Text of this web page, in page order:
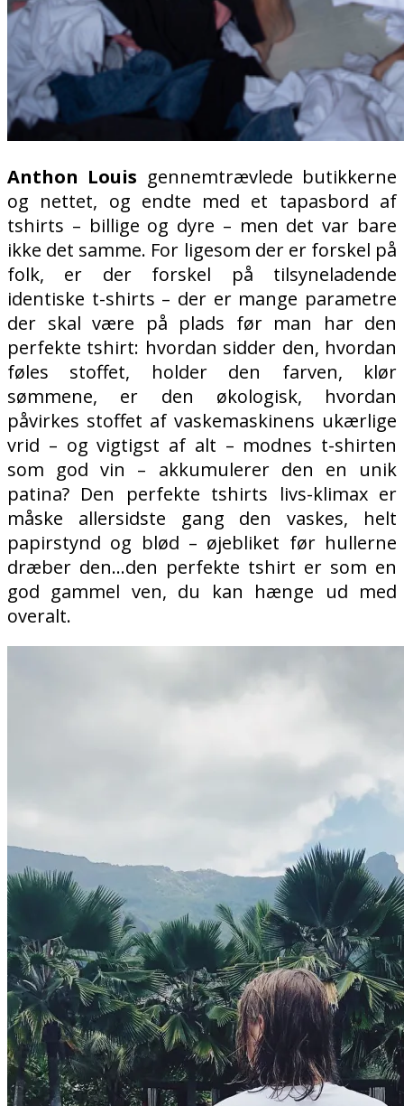
Anthon Louis gennemtrævlede butikkerne
og nettet, og endte med et tapasbord af
tshirts – billige og dyre – men det var bare
ikke det samme. For ligesom der er forskel på
folk, er der forskel på tilsyneladende
identiske t-shirts – der er mange parametre
der skal være på plads før man har den
perfekte tshirt: hvordan sidder den, hvordan
føles stoffet, holder den farven, klør
sømmene, er den økologisk, hvordan
påvirkes stoffet af vaskemaskinens ukærlige
vrid – og vigtigst af alt – modnes t-shirten
som god vin – akkumulerer den en unik
patina? Den perfekte tshirts livs-klimax er
måske allersidste gang den vaskes, helt
papirstynd og blød – øjebliket før hullerne
dræber den…den perfekte tshirt er som en
god gammel ven, du kan hænge ud med
overalt.